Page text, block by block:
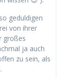
geduldigen
von ihrer
großes
ja auch
zu sein, als